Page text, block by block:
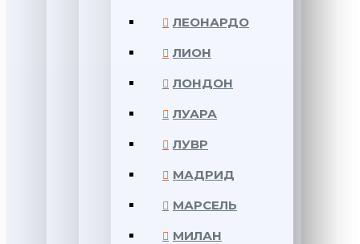
ЛЕОНАРДО
ЛИОН
ЛОНДОН
ЛУАРА
ЛУВР
МАДРИД
МАРСЕЛЬ
МИЛАН